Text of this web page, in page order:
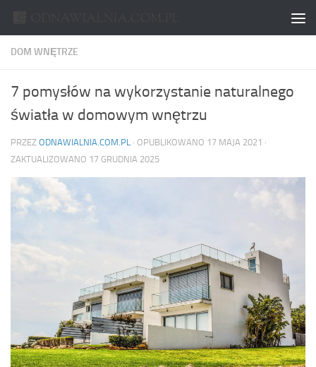
DOM WNĘTRZE
7 pomysłów na wykorzystanie naturalnego
światła w domowym wnętrzu
PRZEZ ODNAWIALNIA.COM.PL · OPUBLIKOWANO 17 MAJA 2021 ·
ZAKTUALIZOWANO 17 GRUDNIA 2025